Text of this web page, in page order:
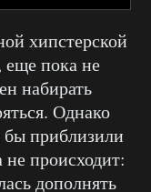
хипстерской
еще пока не
набирать
Однако
приблизили
происходит:
дополнять